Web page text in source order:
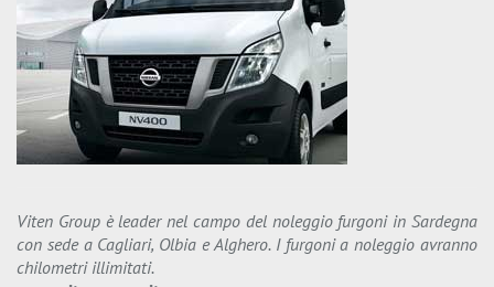
Viten Group è leader nel campo del noleggio furgoni in Sardegna
con sede a Cagliari, Olbia e Alghero. I furgoni a noleggio avranno
chilometri illimitati.